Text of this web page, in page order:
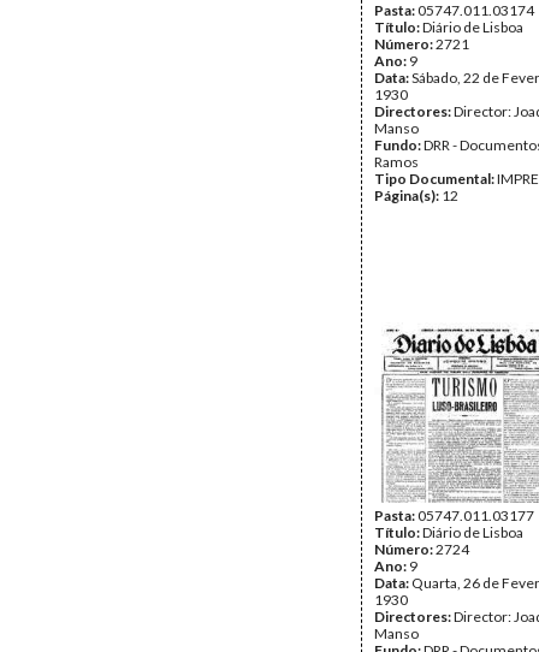
Pasta:05747.011.03174
Título:Diário de Lisboa
Número:2721
Ano: 9
Data:Sábado, 22 de
1930
Directores:Director:
Manso
Fundo:DRR -
Ramos
Tipo Documental:
Página(s): 12
Pasta:05747.011.03177
Título:Diário de Lisboa
Número:2724
Ano: 9
Data: Quarta, 26 de
1930
Directores:Director:
Manso